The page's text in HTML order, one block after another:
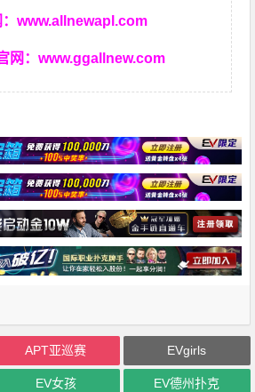
：www.allnewapl.com
网：www.ggallnew.com
APT亚巡赛 EVgirls
EV女孩 EV德州扑克